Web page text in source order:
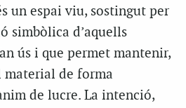
un espai viu, sostingut per
simbòlica d’aquells
ús i que permet mantenir,
de forma
de lucre. La intenció,